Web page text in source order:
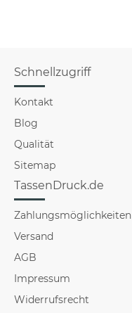
Schnellzugriff
Kontakt
Blog
Qualität
Sitemap
TassenDruck.de
Zahlungsmöglichkeiten
Versand
AGB
Impressum
Widerrufsrecht